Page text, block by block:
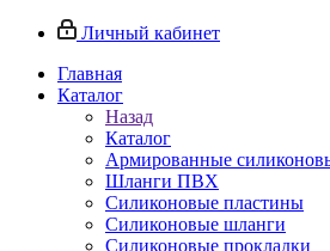
Личный кабинет
Главная
Каталог
Назад
Каталог
Армированные
Шланги ПВХ
Силиконовые пластины
Силиконовые шланги
Силиконовые прокладки